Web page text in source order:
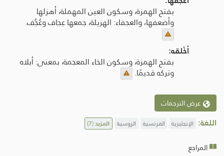
بفتح الهمزة، وسكون العين المهملة، أهزلها
وأضعفها، والعجفاء: الهزيلة، جمعها عِجاف وعُجُف.
أخْلقه:
بفتح الهمزة، وسكون الخاء المعجمة، بمعنى: أبلاه
وتركه قديمًا.
عرض الترجمات
اللغة: الإنجليزية الفرنسية الروسية المزيد(7)
المراجع